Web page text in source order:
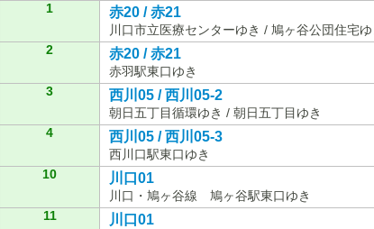
1 赤20 / 赤21
川口市立医療センターゆき / 鳩ヶ谷公団住宅ゆ
2
赤20 / 赤21
赤羽駅東口ゆき
3
西川05 / 西川05-2
朝日五丁目循環ゆき / 朝日五丁目ゆき
4
西川05 / 西川05-3
西川口駅東口ゆき
10
川口01
川口・鳩ヶ谷線 鳩ヶ谷駅東口ゆき
11
川口01